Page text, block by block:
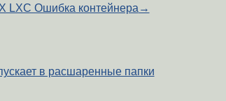
LXC Ошибка контейнера →
в расшаренные папки